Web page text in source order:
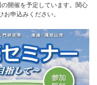
開催を予定しています。関心
申込みください。